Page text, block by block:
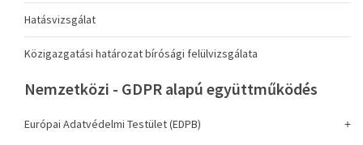
Hatásvizsgálat
Közigazgatási határozat bírósági felülvizsgálata
Nemzetközi - GDPR alapú együttműködés
Európai Adatvédelmi Testület (EDPB)